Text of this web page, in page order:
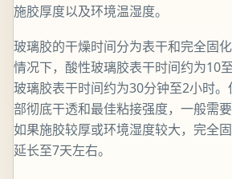
施胶厚度以及环境温湿度。
玻璃胶的干燥时间分为表干和完全固
情况下，酸性玻璃胶表干时间约为10
玻璃胶表干时间约为30分钟至2小时
部彻底干透和最佳粘接强度，一般需要
如果施胶较厚或环境湿度较大，完全
延长至7天左右。